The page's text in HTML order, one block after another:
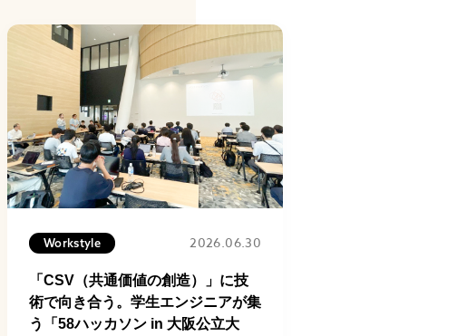
Workstyle 2026.06.30
「CSV（共通価値の創造）」に技
術で向き合う。学生エンジニアが集
う「58ハッカソン in 大阪公立大